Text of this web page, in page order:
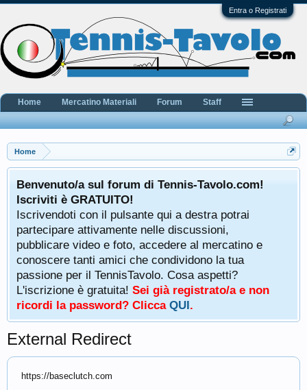
Entra o Registrati
Home
Benvenuto/a sul forum di Tennis-Tavolo.com!
Iscriviti è GRATUITO!
Iscrivendoti con il pulsante qui a destra potrai
partecipare attivamente nelle discussioni,
pubblicare video e foto, accedere al mercatino e
conoscere tanti amici che condividono la tua
passione per il TennisTavolo. Cosa aspetti?
L'iscrizione è gratuita! Sei già registrato/a e non
ricordi la password? Clicca QUI.
External Redirect
https://baseclutch.com
Home Mercatino Materiali Forum Staff